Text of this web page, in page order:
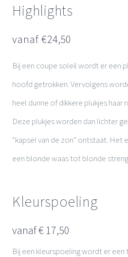
Highlights
vanaf €24,50
Bij een coupe soleil wordt er een
hoofd getrokken. Vervolgens
heel dunne of dikkere plukjes haar
Deze plukjes worden dan lichter
“kapsel van de zon” ontstaat. Het
een blonde waas tot blonde
Kleurspoeling
vanaf € 17,50
Bij een kleurspoeling wordt er een